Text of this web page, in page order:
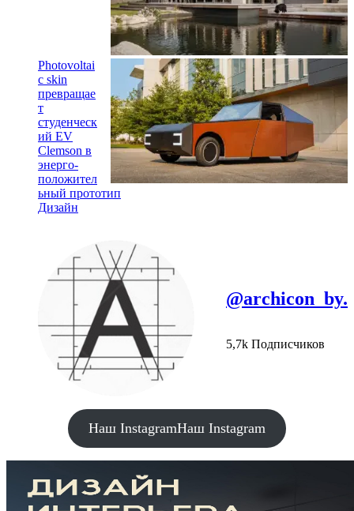
Photovoltai
c skin
превращае
т
студенческ
ий EV
Clemson в
энерго-
положител
ьный прототип
Дизайн
@archicon_by.
5,7k Подписчиков
Наш InstagramНаш Instagram